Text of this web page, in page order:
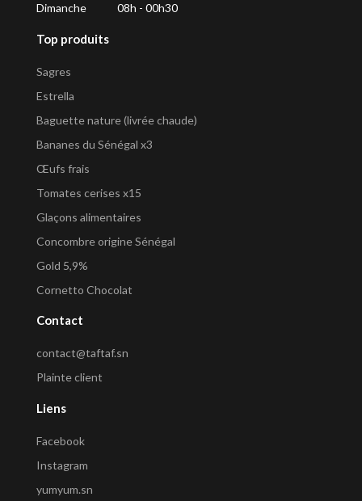
Dimanche
08h - 00h30
Top produits
Sagres
Estrella
Baguette nature (livrée chaude)
Bananes du Sénégal x3
Œufs frais
Tomates cerises x15
Glaçons alimentaires
Concombre origine Sénégal
Gold 5,9%
Cornetto Chocolat
Contact
contact@taftaf.sn
Plainte client
Liens
Facebook
Instagram
yumyum.sn